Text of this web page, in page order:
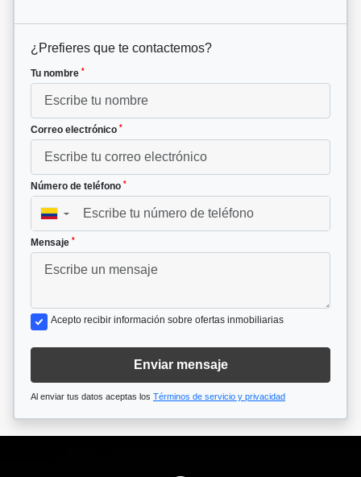
¿Prefieres que te contactemos?
Tu nombre *
Correo electrónico *
Número de teléfono *
▼
Mensaje *
Acepto recibir información sobre ofertas inmobiliarias
Enviar mensaje
Al enviar tus datos aceptas los Términos de servicio y privacidad